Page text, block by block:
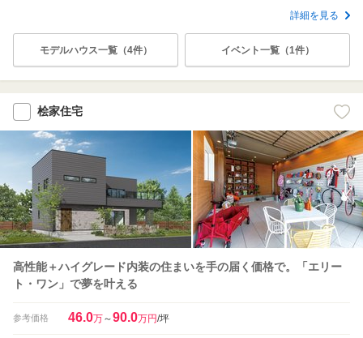
詳細を見る
モデルハウス一覧（4件） イベント一覧（1件）
桧家住宅
高性能＋ハイグレード内装の住まいを手の届く価格で。「エリー
ト・ワン」で夢を叶える
参考価格 46.0万～90.0万円/坪